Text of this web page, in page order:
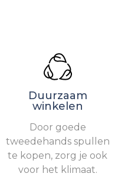
Duurzaam
winkelen
Door goede
tweedehands spullen
te kopen, zorg je ook
voor het klimaat.